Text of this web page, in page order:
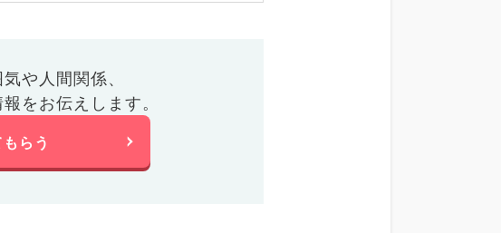
や人間関係、
をお伝えします。
らう